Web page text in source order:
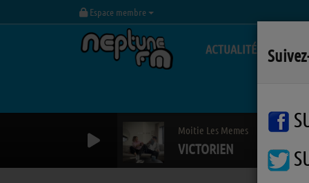
Espace membre
ACTUALITÉS
Moitie Les Memes
VICTORIEN